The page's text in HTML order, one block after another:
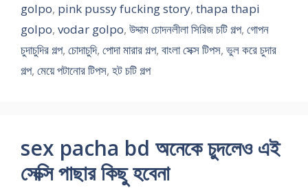
golpo, pink pussy fucking story, thapa thapi
golpo, vodar golpo, উদ্দাম চোদনলীলা সিরিজ চটি গল্প, গোপন
চুদাচুদির গল্প, চোদাচুদি, পোদা মারার গল্প, বাংলা সেক্স টিপস, ভুল করে চুদার
গল্প, মেয়ে পটানোর টিপস, হট চটি গল্প
sex pacha bd অনেকে চুদলেও এই
সেক্সি পাছার কিছু হবেনা